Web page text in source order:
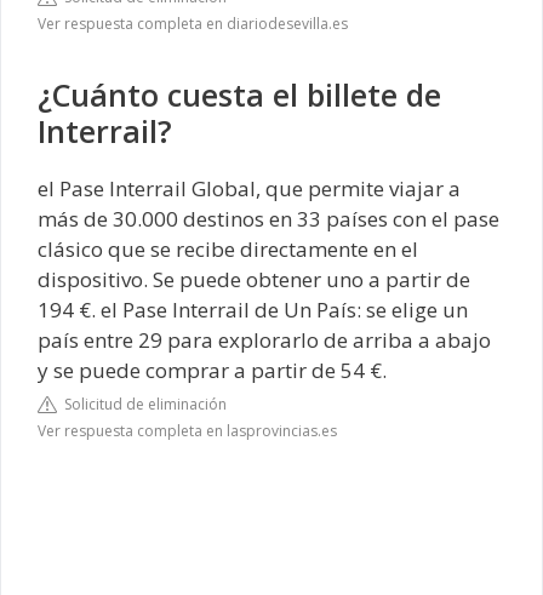
Ver respuesta completa en diariodesevilla.es
¿Cuánto cuesta el billete de
Interrail?
el Pase Interrail Global, que permite viajar a
más de 30.000 destinos en 33 países con el pase
clásico que se recibe directamente en el
dispositivo. Se puede obtener uno a partir de
194 €. el Pase Interrail de Un País: se elige un
país entre 29 para explorarlo de arriba a abajo
y se puede comprar a partir de 54 €.
Solicitud de eliminación
Ver respuesta completa en lasprovincias.es